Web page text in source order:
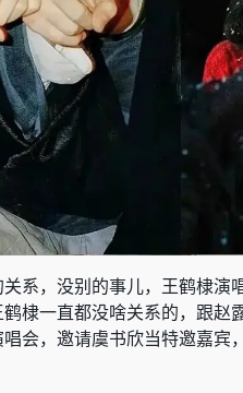
系，没别的事儿，王鹤棣
棣一直都没啥关系的，跟赵
会，邀请虞书欣当特邀嘉宾